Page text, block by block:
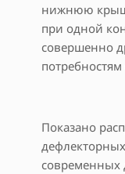
нижнюю
при одной
совершенно
Показано
современных